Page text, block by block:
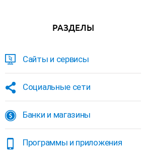
РАЗДЕЛЫ
Сайты и сервисы
Социальные сети
Банки и магазины
Программы и приложения